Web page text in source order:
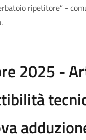
ripetitore” -
2025 -